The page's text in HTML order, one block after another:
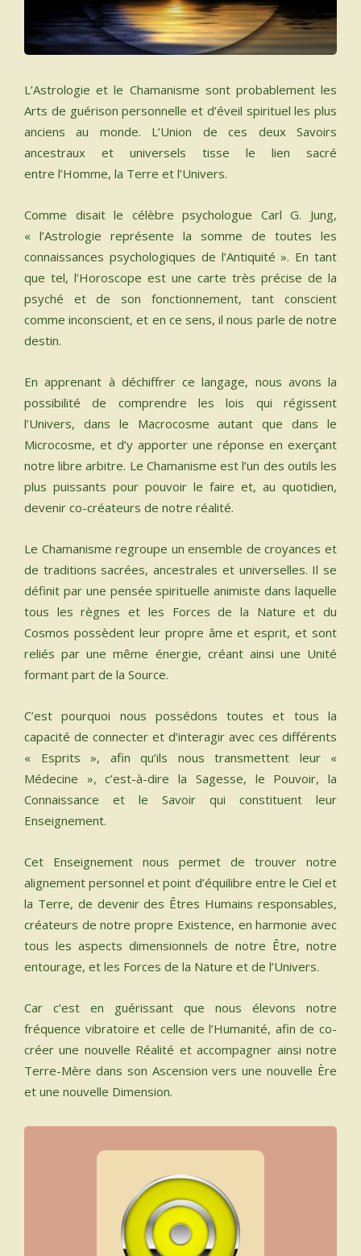
INSTRUMENTS SACRÉS
ACTUALITÉ
ME CONTACTER
MON COMPTE
MON PANIER
French
0 productos
L’Astrologie et le Chamanisme sont probablement les
Arts de guérison personnelle et d’éveil spirituel les plus
anciens au monde. L’Union de ces deux Savoirs
ancestraux et universels tisse le lien sacré
entre l’Homme, la Terre et l’Univers.
Comme disait le célèbre psychologue Carl G. Jung,
« l’Astrologie représente la somme de toutes les
connaissances psychologiques de l’Antiquité ». En tant
que tel, l’Horoscope est une carte très précise de la
psyché et de son fonctionnement, tant conscient
comme inconscient, et en ce sens, il nous parle de notre
destin.
En apprenant à déchiffrer ce langage, nous avons la
possibilité de comprendre les lois qui régissent
l’Univers, dans le Macrocosme autant que dans le
Microcosme, et d’y apporter une réponse en exerçant
notre libre arbitre. Le Chamanisme est l’un des outils les
plus puissants pour pouvoir le faire et, au quotidien,
devenir co-créateurs de notre réalité.
Le Chamanisme regroupe un ensemble de croyances et
de traditions sacrées, ancestrales et universelles. Il se
définit par une pensée spirituelle animiste dans laquelle
tous les règnes et les Forces de la Nature et du
Cosmos possèdent leur propre âme et esprit, et sont
reliés par une même énergie, créant ainsi une Unité
formant part de la Source.
C’est pourquoi nous possédons toutes et tous la
capacité de connecter et d’interagir avec ces différents
« Esprits », afin qu’ils nous transmettent leur «
Médecine », c’est-à-dire la Sagesse, le Pouvoir, la
Connaissance et le Savoir qui constituent leur
Enseignement.
Cet Enseignement nous permet de trouver notre
alignement personnel et point d’équilibre entre le Ciel et
la Terre, de devenir des Êtres Humains responsables,
créateurs de notre propre Existence, en harmonie avec
tous les aspects dimensionnels de notre Être, notre
entourage, et les Forces de la Nature et de l’Univers.
​Car c’est en guérissant que nous élevons notre
fréquence vibratoire et celle de l’Humanité, afin de co-
créer une nouvelle Réalité et accompagner ainsi notre
Terre-Mère dans son Ascension vers une nouvelle Ère
et une nouvelle Dimension.